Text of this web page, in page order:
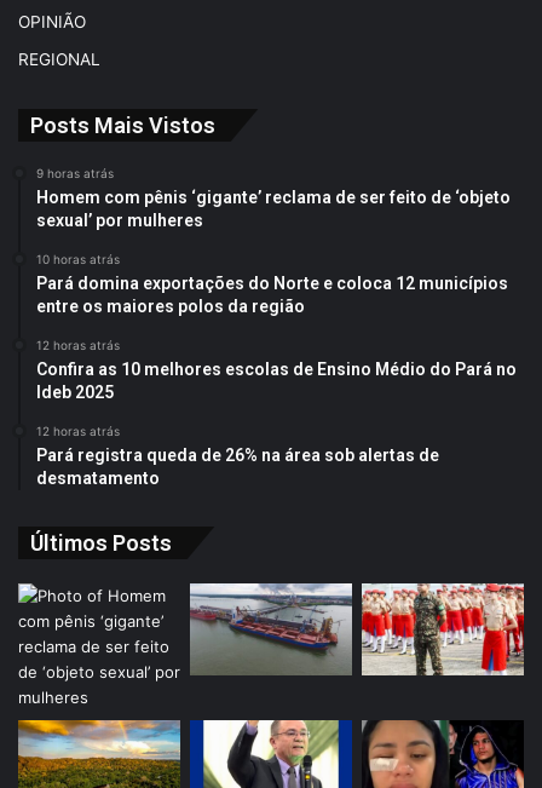
OPINIÃO
REGIONAL
Posts Mais Vistos
9 horas atrás
Homem com pênis ‘gigante’ reclama de ser feito de ‘objeto
sexual’ por mulheres
10 horas atrás
Pará domina exportações do Norte e coloca 12 municípios
entre os maiores polos da região
12 horas atrás
Confira as 10 melhores escolas de Ensino Médio do Pará no
Ideb 2025
12 horas atrás
Pará registra queda de 26% na área sob alertas de
desmatamento
Últimos Posts